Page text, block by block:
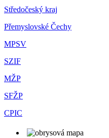
Středočeský kraj
Přemyslovské Čechy
MPSV
SZIF
MŽP
SFŽP
CPIC